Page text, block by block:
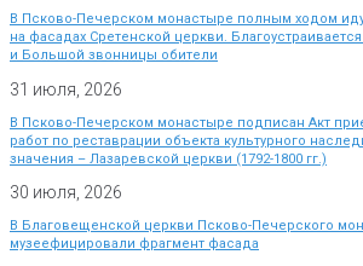
В Псково-Печерском монастыре полным ходом
на фасадах Сретенской церкви.
и Большой звонницы обители
31 июля, 2026
В Псково-Печерском монастыре подписан Акт
работ по реставрации объекта культурного
значения – Лазаревской церкви (1792-1800 гг.)
30 июля, 2026
В Благовещенской церкви Псково-Печерского
музеефицировали фрагмент фасада